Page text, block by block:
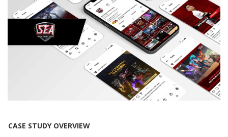
CASE STUDY OVERVIEW